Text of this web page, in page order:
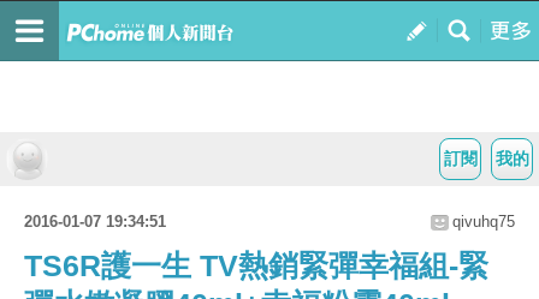
我的
訂閱
2016-01-07 19:34:51 qivuhq75
TS6R護一生 TV熱銷緊彈幸福組-緊